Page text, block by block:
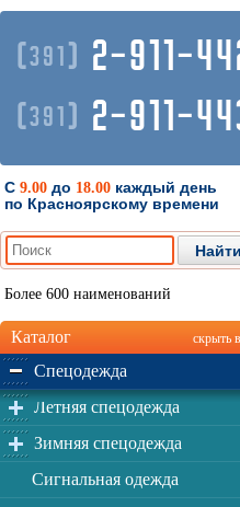
(391) 2-911-
(391) 2-911-
С 9.00 до 18.00 каждый день
по Красноярскому времени
Более 600 наименований
Каталог скрыть
Спецодежда
Летняя спецодежда
Зимняя спецодежда
Сигнальная одежда